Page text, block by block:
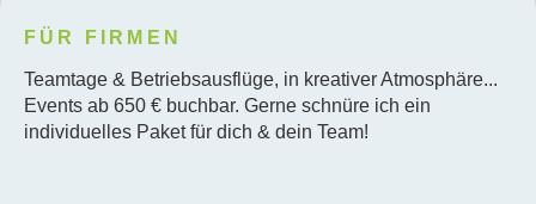
FÜR FIRMEN
Teamtage & Betriebsausflüge, in kreativer Atmosphäre...
Events ab 650 € buchbar. Gerne schnüre ich ein
individuelles Paket für dich & dein Team!